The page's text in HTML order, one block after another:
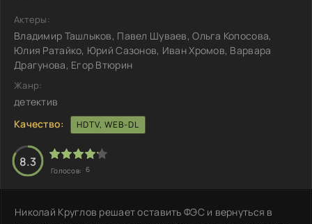
Актеры:
Владимир Ташлыков, Павел Шуваев, Ольга Копосова,
Юлия Ратайко, Юрий Сазонов, Иван Хромов, Варвара
Драгунова, Егор Втюрин
Жанр:
детектив
Качество:
HDTV, WEB-DL
8.3
Голосов: 6
Николай Круглов решает оставить ФЭС и вернуться в